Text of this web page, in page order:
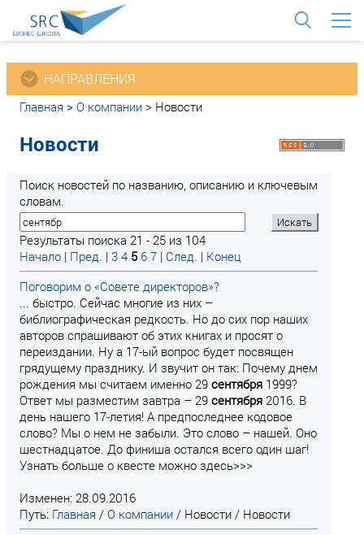
НАПРАВЛЕНИЯ
Главная > О компании > Новости
Новости
Поиск новостей по названию, описанию и ключевым
словам.
Результаты поиска 21 - 25 из 104
Начало | Пред. | 3 4 5 6 7 | След. | Конец
Поговорим о «Совете директоров»?
... быстро. Сейчас многие из них –
библиографическая редкость. Но до сих пор наших
авторов спрашивают об этих книгах и просят о
переиздании. Ну а 17-ый вопрос будет посвящен
грядущему празднику. И звучит он так: Почему днем
рождения мы считаем именно 29 сентября 1999?
Ответ мы разместим завтра – 29 сентября 2016. В
день нашего 17-летия! А предпоследнее кодовое
слово? Мы о нем не забыли. Это слово – нашей. Оно
шестнадцатое. До финиша остался всего один шаг!
Узнать больше о квесте можно здесь>>>
Изменен: 28.09.2016
Путь: Главная / О компании / Новости / Новости